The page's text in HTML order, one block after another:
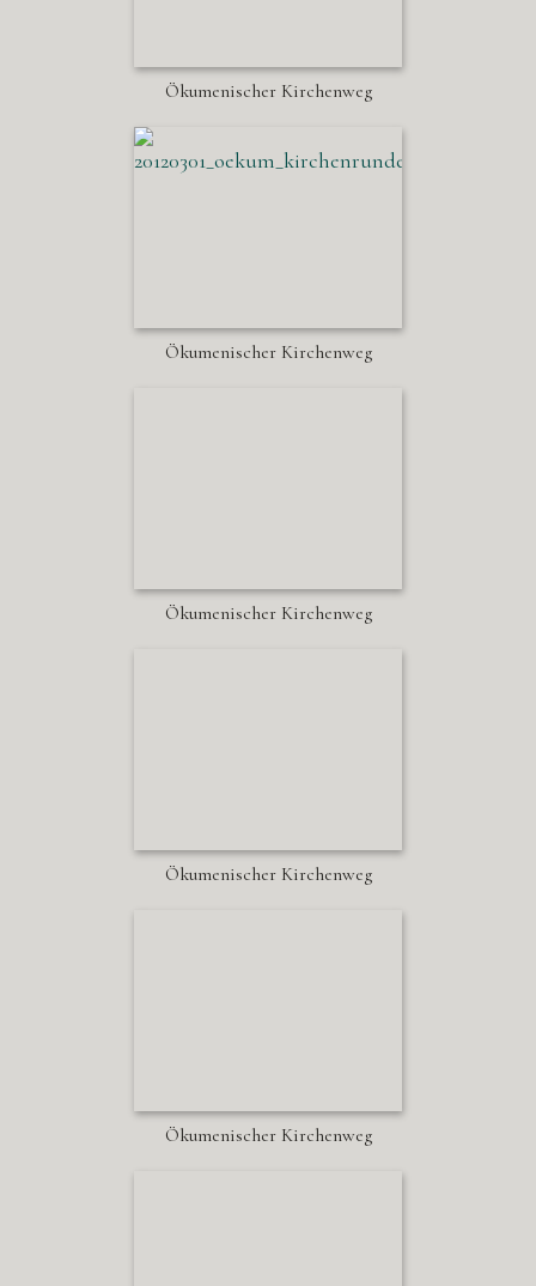
Ökumenischer Kirchenweg
Ökumenischer Kirchenweg
Ökumenischer Kirchenweg
Ökumenischer Kirchenweg
Ökumenischer Kirchenweg